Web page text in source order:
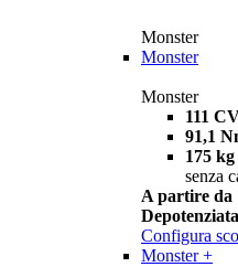
Monster
Monster
Monster
111
91,1
175 kg
senza
A partire da
Configura
Monster +